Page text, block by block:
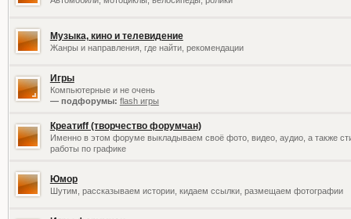
Музыка, кино и телевидение
Жанры и направления, где найти, рекомендации
Игры
Компьютерные и не очень
— подфорумы: flash игры
Креатиff (творчество форумчан)
Именно в этом форуме выкладываем своё фото, видео, аудио, а также
работы по графике
Юмор
Шутим, рассказываем истории, кидаем ссылки, размещаем фотографии